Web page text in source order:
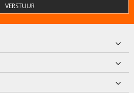
VERSTUUR